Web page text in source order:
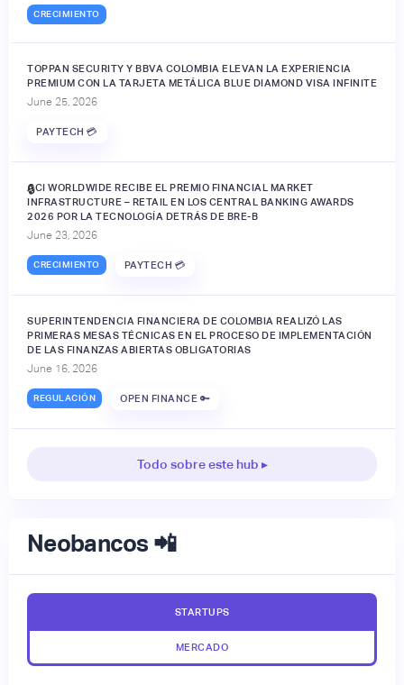
CRECIMIENTO
TOPPAN SECURITY Y BBVA COLOMBIA ELEVAN LA EXPERIENCIA
PREMIUM CON LA TARJETA METÁLICA BLUE DIAMOND VISA INFINITE
June 25, 2026
PAYTECH 💳
ACI WORLDWIDE RECIBE EL PREMIO FINANCIAL MARKET
INFRASTRUCTURE – RETAIL EN LOS CENTRAL BANKING AWARDS
2026 POR LA TECNOLOGÍA DETRÁS DE BRE-B
June 23, 2026
CRECIMIENTO PAYTECH 💳
🔒
SUPERINTENDENCIA FINANCIERA DE COLOMBIA REALIZÓ LAS
PRIMERAS MESAS TÉCNICAS EN EL PROCESO DE IMPLEMENTACIÓN
DE LAS FINANZAS ABIERTAS OBLIGATORIAS
June 16, 2026
REGULACIÓN OPEN FINANCE 🔑
Todo sobre este hub ▸
Neobancos 📲
STARTUPS
MERCADO